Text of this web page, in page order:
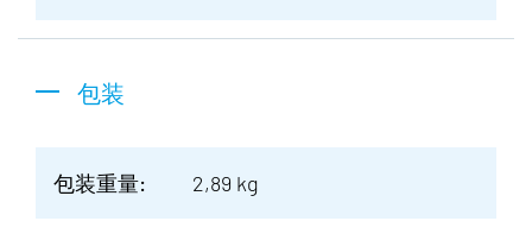
包装
包装重量: 2,89 kg